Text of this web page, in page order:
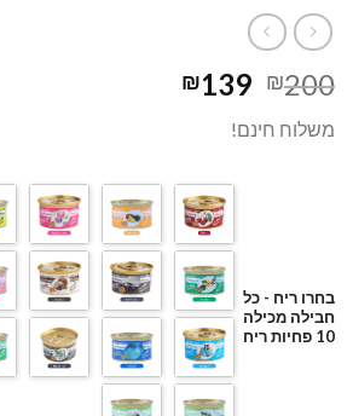
₪200
המחיר
היה:
₪139
משלוח חינם!
בחרו ריח - כל
חבילה מכילה
10 פחיות ריח